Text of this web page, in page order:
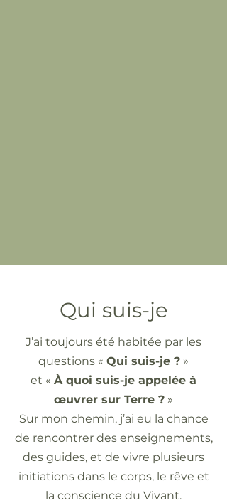
Qui suis-je
J’ai toujours été habitée par les
questions « Qui suis-je ? »
et « À quoi suis-je appelée à
œuvrer sur Terre ? »
Sur mon chemin, j’ai eu la chance
de rencontrer des enseignements,
des guides, et de vivre plusieurs
initiations dans le corps, le rêve et
la conscience du Vivant.